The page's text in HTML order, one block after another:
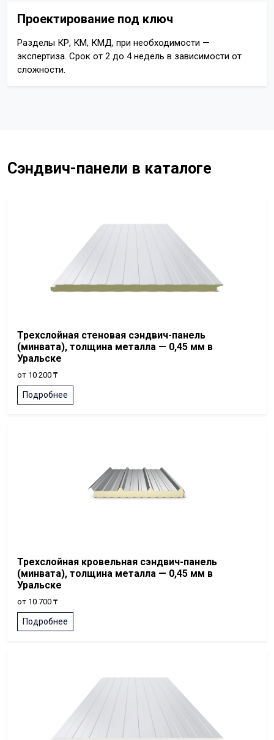
Проектирование под ключ
Разделы КР, КМ, КМД, при необходимости —
экспертиза. Срок от 2 до 4 недель в зависимости от
сложности.
Сэндвич-панели в каталоге
Трехслойная стеновая сэндвич-панель
(минвата), толщина металла — 0,45 мм в
Уральске
от 10 200 ₸
Подробнее
Трехслойная кровельная сэндвич-панель
(минвата), толщина металла — 0,45 мм в
Уральске
от 10 700 ₸
Подробнее